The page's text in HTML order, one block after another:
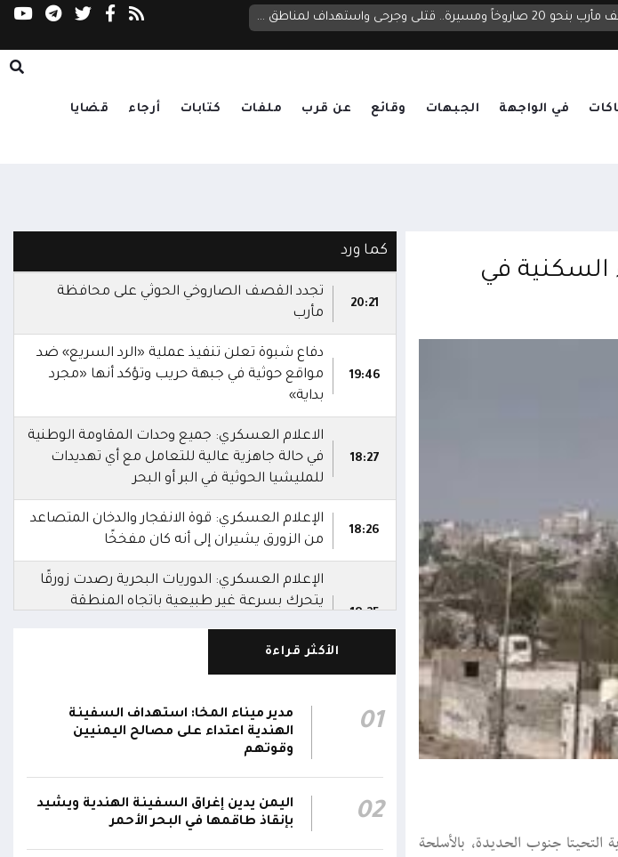
الحوثيون يصعدون قصف مأرب بنحو 20 صاروخاً ومسيرة.. قتلى وجرحى واستهداف لمناطق سكنية ومخيمات نازحين
في الواجهة الجبهات وقائع عن قرب ملفات كتابات أرجاء قضايا
السكنية في
التحيتا جنوب الحديدة، بالأسلحة
كما ورد
20:21
تجدد القصف الصاروخي الحوثي على محافظة
مأرب
19:46
دفاع شبوة تعلن تنفيذ عملية «الرد السريع» ضد
مواقع حوثية في جبهة حريب وتؤكد أنها «مجرد
بداية»
18:27
الاعلام العسكري: جميع وحدات المقاومة الوطنية
في حالة جاهزية عالية للتعامل مع أي تهديدات
للمليشيا الحوثية في البر أو البحر
18:26
الإعلام العسكري: قوة الانفجار والدخان المتصاعد
من الزورق يشيران إلى أنه كان مفخخًا
18:25
الإعلام العسكري: الدوريات البحرية رصدت زورقًا
يتحرك بسرعة غير طبيعية باتجاه المنطقة
تتعامل معه بالسلاح المناسب وتدمره
18:25
المقاومة الوطنية أحبطت محاولة لاستهداف
سفينة نفطية قبالة محطة كهرباء المخا
باستخدام زورق مفخخ
18:13
استهداف سفينة نفطية بالقرب من محطة
الكهرباء بالمخا
الأكثر قراءة
01
مدير ميناء المخا: استهداف السفينة
الهندية اعتداء على مصالح اليمنيين
وقوتهم
02
اليمن يدين إغراق السفينة الهندية ويشيد
بإنقاذ طاقمها في البحر الأحمر